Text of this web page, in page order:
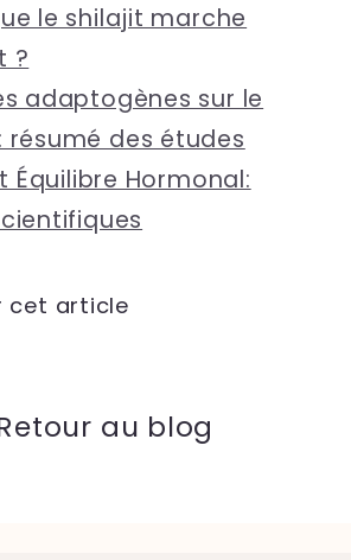
le shilajit marche
?
adaptogènes sur le
résumé des études
Équilibre Hormonal:
cet article
au blog